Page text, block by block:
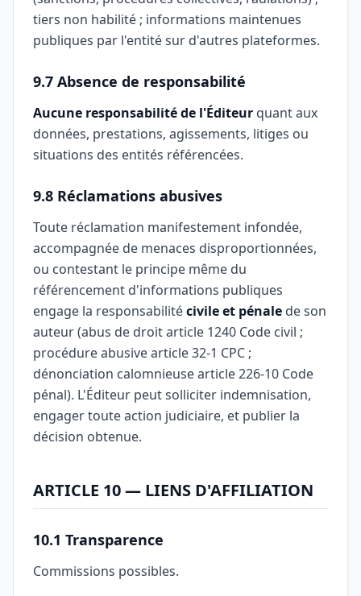
tiers non habilité ; informations maintenues
publiques par l'entité sur d'autres plateformes.
9.7 Absence de responsabilité
Aucune responsabilité de l'Éditeur quant aux
données, prestations, agissements, litiges ou
situations des entités référencées.
9.8 Réclamations abusives
Toute réclamation manifestement infondée,
accompagnée de menaces disproportionnées,
ou contestant le principe même du
référencement d'informations publiques
engage la responsabilitécivile et pénale de son
auteur (abus de droit article 1240 Code civil ;
procédure abusive article 32-1 CPC ;
dénonciation calomnieuse article 226-10 Code
pénal). L'Éditeur peut solliciter indemnisation,
engager toute action judiciaire, et publier la
décision obtenue.
ARTICLE 10 — LIENS D'AFFILIATION
10.1 Transparence
Commissions possibles.